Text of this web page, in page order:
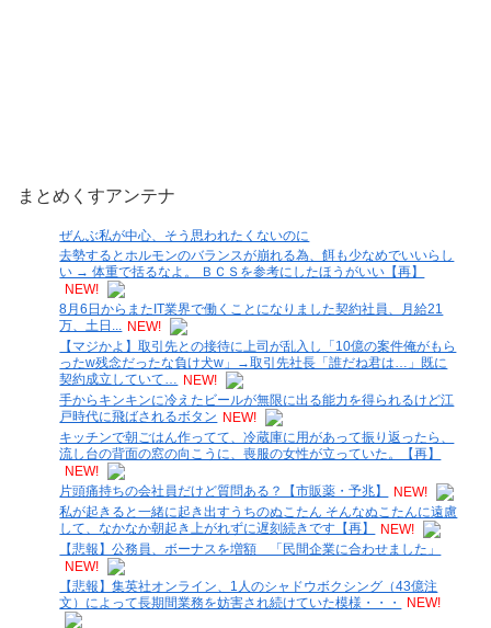
まとめくすアンテナ
ぜんぶ私が中心、そう思われたくないのに
去勢するとホルモンのバランスが崩れる為、餌も少なめでいいらし
い → 体重で括るなよ。 ＢＣＳを参考にしたほうがいい【再】
NEW!
8月6日からまたIT業界で働くことになりました契約社員、月給21
万、土日... NEW!
【マジかよ】取引先との接待に上司が乱入し「10億の案件俺がもら
ったw残念だったな負け犬w」→取引先社長「誰だね君は…」既に
契約成立していて… NEW!
手からキンキンに冷えたビールが無限に出る能力を得られるけど江
戸時代に飛ばされるボタン NEW!
キッチンで朝ごはん作ってて、冷蔵庫に用があって振り返ったら、
流し台の背面の窓の向こうに、喪服の女性が立っていた。【再】
NEW!
片頭痛持ちの会社員だけど質問ある？【市販薬・予兆】
NEW!
私が起きると一緒に起き出すうちのぬこたん そんなぬこたんに遠慮
して、なかなか朝起き上がれずに遅刻続きです【再】
NEW!
【悲報】公務員、ボーナスを増額 「民間企業に合わせました」
NEW!
【悲報】集英社オンライン、1人のシャドウボクシング（43億注
文）によって長期間業務を妨害され続けていた模様・・・
NEW!